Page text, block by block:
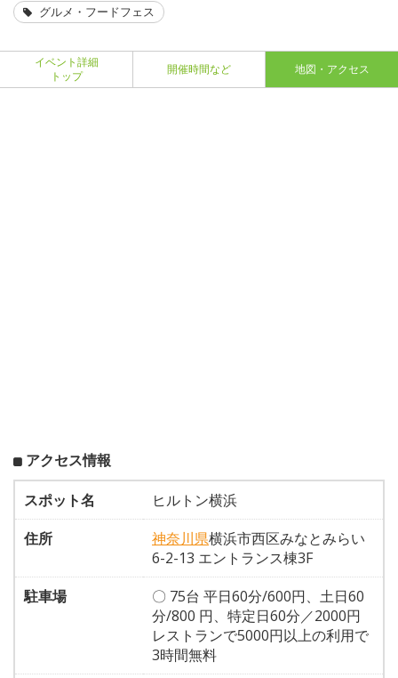
グルメ・フードフェス
イベント詳細
トップ
開催時間など 地図・アクセス
アクセス情報
スポット名
ヒルトン横浜
住所
神奈川県横浜市西区みなとみらい
6-2-13 エントランス棟3F
駐車場
〇 75台 平日60分/600円、土日60
分/800 円、特定日60分／2000円
レストランで5000円以上の利用で
3時間無料